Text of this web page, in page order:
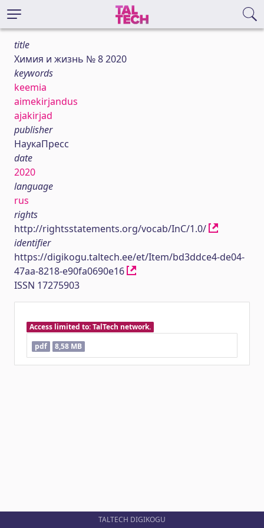
title
Химия и жизнь № 8 2020
keywords
keemia
aimekirjandus
ajakirjad
publisher
НаукаПресс
date
2020
language
rus
rights
http://rightsstatements.org/vocab/InC/1.0/
identifier
https://digikogu.taltech.ee/et/Item/bd3ddce4-de04-
47aa-8218-e90fa0690e16
ISSN 17275903
Access limited to: TalTech network.
pdf
8,58 MB
TALTECH DIGIKOGU